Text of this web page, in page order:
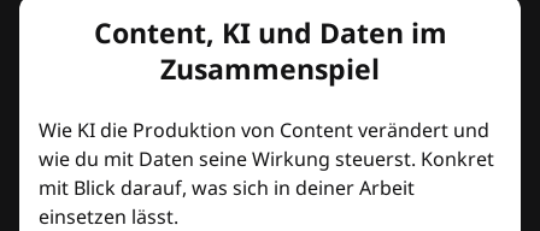
Content, KI und Daten im
Zusammenspiel
Wie KI die Produktion von Content verändert und
wie du mit Daten seine Wirkung steuerst. Konkret
mit Blick darauf, was sich in deiner Arbeit
einsetzen lässt.